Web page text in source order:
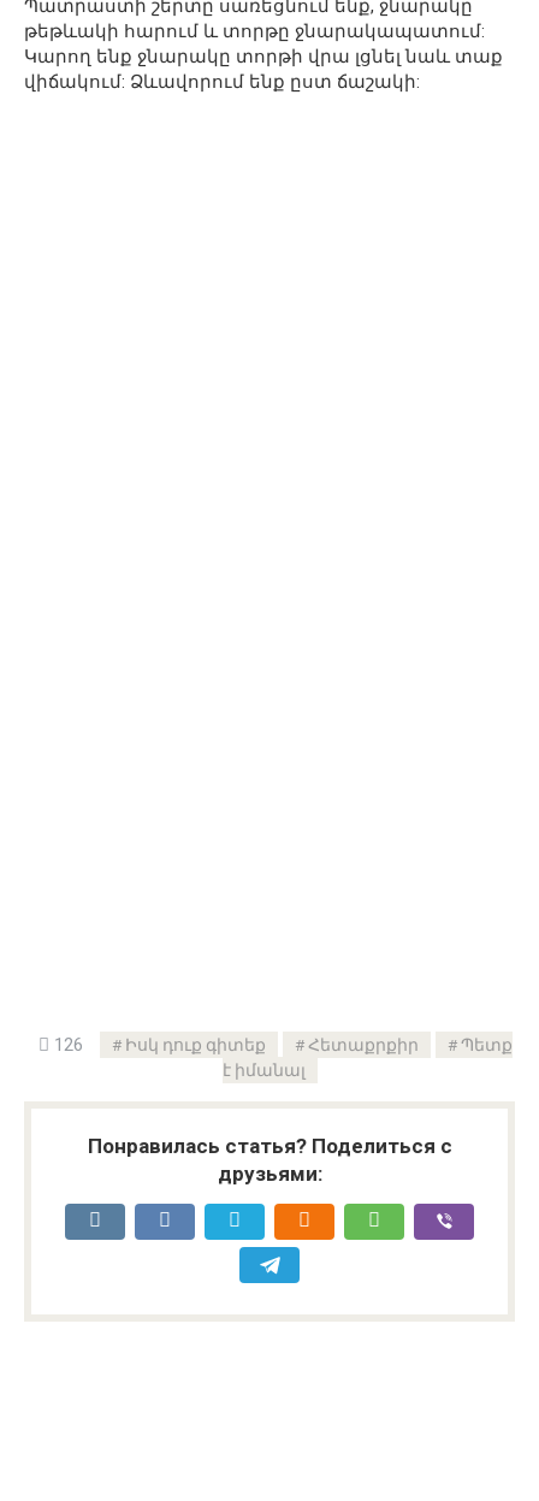
Պատրաստի շերտը սառեցնում ենք, ջնարակը
թեթևակի հարում և տորթը ջնարակապատում:
Կարող ենք ջնարակը տորթի վրա լցնել նաև տաք
վիճակում: Ձևավորում ենք ըստ ճաշակի:
126 Իսկ դուք գիտեք Հետաքրքիր
Պետք
է իմանալ
Понравилась статья? Поделиться с
друзьями: